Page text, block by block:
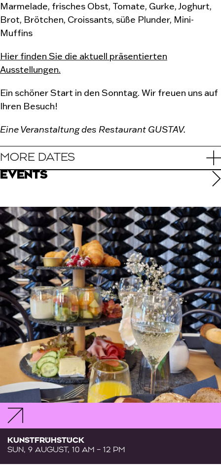
Marmelade, frisches Obst, Tomate, Gurke, Joghurt,
Brot, Brötchen, Croissants, süße Plunder, Mini-
Muffins
Hier finden Sie die aktuell präsentierten
Ausstellungen.
Ein schöner Start in den Sonntag. Wir freuen uns auf
Ihren Besuch!
Eine Veranstaltung des Restaurant GUSTAV.
MORE DATES
EVENTS
KUNSTFRÜHSTÜCK
SUN, 9 AUGUST, 10 AM – 12 PM